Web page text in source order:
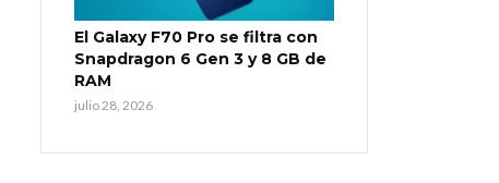
El Galaxy F70 Pro se filtra con
Snapdragon 6 Gen 3 y 8 GB de
RAM
julio 28, 2026